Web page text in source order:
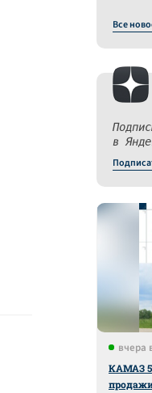
Все
в
вчера
КАМАЗ